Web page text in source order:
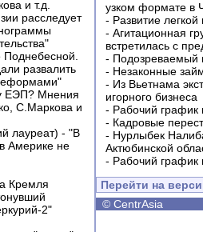
и т.д.
расследует
развалить
ЕЭП? Мнения
С.Маркова и
лауреат) - "В
Америке не
Кремля
2"
узком формате в
- Развитие
- Агитационная
встретилась с
- Подозреваемый
- Незаконные
- Из Вьетнама
игорного бизнеса
- Рабочий график
- Кадровые
- Нурлыбек
Актюбинской
- Рабочий график
Перейти на
© CentrAsia